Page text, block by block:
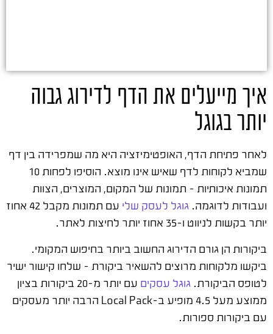
איך מייעלים את הדף לדירוג גבוה
יותר בגוגל
לאחר פתיחת הדף, האופטימיזציה היא מה שמפרידה בין דף
שמביא לקוחות לדף שאיש אינו מוצא. הוסיפו לפחות 10
תמונות איכותיות – תמונות של המקום, המוצרים, הצוות
ועבודות לדוגמה. גוגל לעסק שלי
עם תמונות מקבל 42 אחוז
יותר בקשות לניווט ו-35 אחוז יותר לחיצות לאתר.
ביקורות הן גורם הדירוג החשוב ביותר בחיפוש המקומי.
ביקשו מלקוחות מרוצים להשאיר ביקורת – שלחו קישור ישיר
לטופס הביקורת. גוגל עסקים
עם יותר מ-20 ביקורות בציון
ממוצע מעל 4.5 מופיע ב-Local Pack הרבה יותר מעסקים
עם ביקורות ספורות.